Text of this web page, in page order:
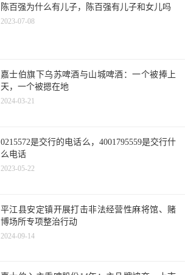
陈百强为什么有儿子，陈百强有儿子和女儿吗
2023-07-08
嘉士伯旗下乌苏啤酒与山城啤酒：一个被捧上
天，一个被摁在地
2024-03-21
0215572是交行的电话么，4001795559是交行什
么电话
2023-05-22
平江县安定镇开展打击非法经营性麻将馆、赌
博场所专项整治行动
2024-09-14